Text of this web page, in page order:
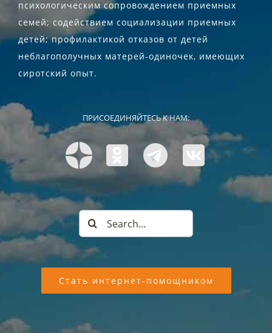
психологическим сопровождением приемных
семей; содействием социализации приемных
детей; профилактикой отказов от детей
неблагополучных матерей-одиночек, имеющих
сиротский опыт.
ПРИСОЕДИНЯЙТЕСЬ К НАМ:
Search
for:
Стать интернет-помощником